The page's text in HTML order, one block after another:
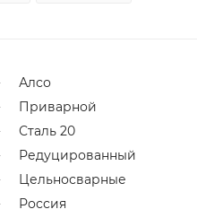
Алсо
Приварной
Сталь 20
Редуцированный
Цельносварные
Россия